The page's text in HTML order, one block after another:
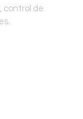
control de